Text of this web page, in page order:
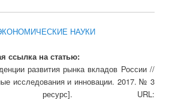
НАУКИ
ссылка на статью:
развития рынка вкладов России //
исследования и инновации. 2017. № 3
ресурс]. URL: